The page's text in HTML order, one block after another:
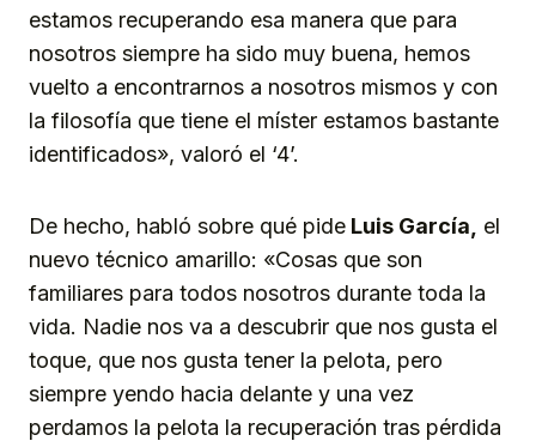
estamos recuperando esa manera que para
nosotros siempre ha sido muy buena, hemos
vuelto a encontrarnos a nosotros mismos y con
la filosofía que tiene el míster estamos bastante
identificados», valoró el ‘4’.
De hecho, habló sobre qué pide Luis García,
el
nuevo técnico amarillo: «Cosas que son
familiares para todos nosotros durante toda la
vida. Nadie nos va a descubrir que nos gusta el
toque, que nos gusta tener la pelota, pero
siempre yendo hacia delante y una vez
perdamos la pelota la recuperación tras pérdida